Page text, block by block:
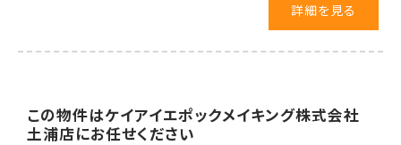
詳細を見る
この物件はケイアイエポックメイキング株式会社
土浦店にお任せください